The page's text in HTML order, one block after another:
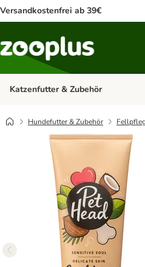
Versandkostenfrei ab 39€
Katzenfutter & Zubehör
Hundefutter & Zubehör